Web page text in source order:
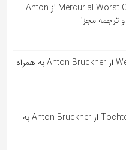
آهنگ آلمانی Mercurial Worst Case Band از Anton
آهنگ آلمانی Wer wir sind از Anton Bruckner به همراه
آهنگ آلمانی Tochterkomplex از Anton Bruckner به